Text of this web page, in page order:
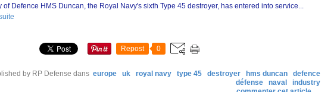
of Defence HMS Duncan, the Royal Navy's sixth Type 45 destroyer, has entered into service...
Repost 0
by RP Defense dans europe uk royal navy type 45 destroyer hms duncan
defence
défense
naval
industry